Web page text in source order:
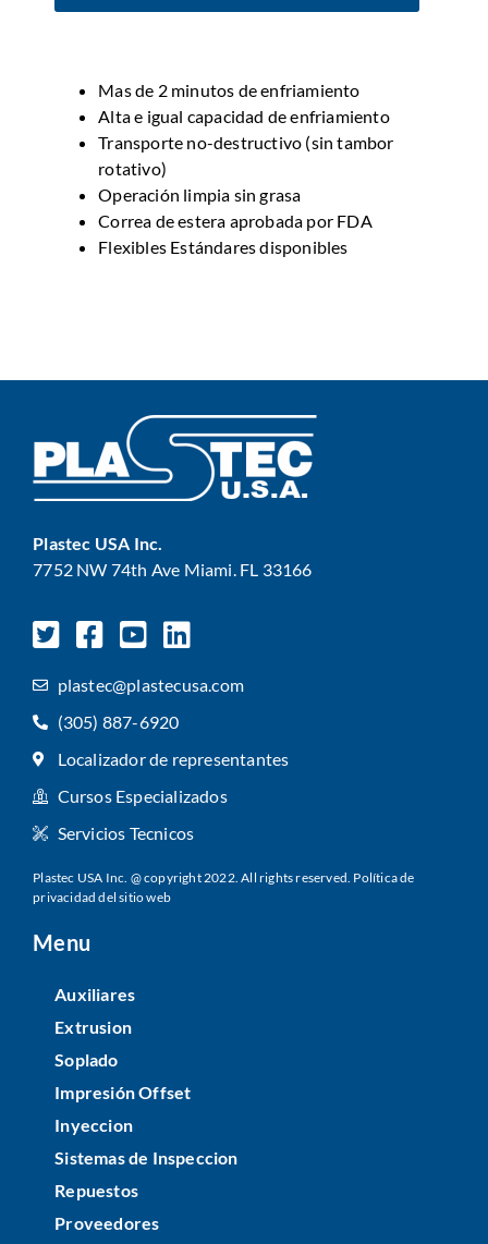
Mas de 2 minutos de enfriamiento
Alta e igual capacidad de enfriamiento
Transporte no-destructivo (sin tambor
rotativo)
Operación limpia sin grasa
Correa de estera aprobada por FDA
Flexibles Estándares disponibles
Plastec USA Inc.
7752 NW 74th Ave Miami. FL 33166
plastec@plastecusa.com
(305) 887-6920
Localizador de representantes
Cursos Especializados
Servicios Tecnicos
Plastec USA Inc. @ copyright 2022. All rights reserved. Política de
privacidad del sitio web
Menu
Auxiliares
Extrusion
Soplado
Impresión Offset
Inyeccion
Sistemas de Inspeccion
Repuestos
Proveedores